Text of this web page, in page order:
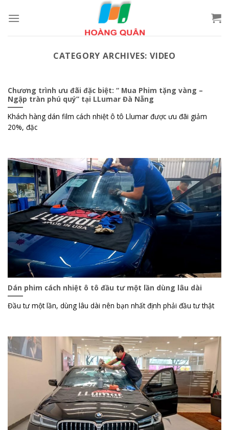
CATEGORY ARCHIVES:VIDEO
Chương trình ưu đãi đặc biệt: “ Mua Phim tặng vàng –
Ngập tràn phú quý” tại LLumar Đà Nẵng
Khách hàng dán film cách nhiệt ô tô Llumar được ưu đãi giảm
20%, đặc
Dán phim cách nhiệt ô tô đầu tư một lần dùng lâu dài
Đầu tư một lần, dùng lâu dài nên bạn nhất định phải đầu tư thật